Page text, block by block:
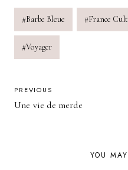
Post
Tags:
#Barbe Bleue #France
#Voyager
POST
PREVIOUS
Une vie de merde
YOU